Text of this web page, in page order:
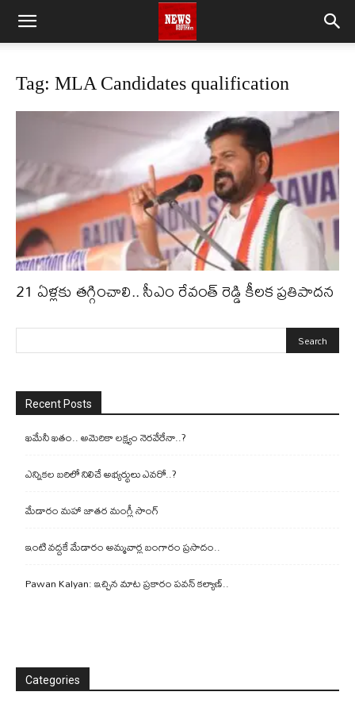
Tag: MLA Candidates qualification
21 ఏళ్లకు తగ్గించాలి.. సీఎం రేవంత్ రెడ్డి కీలక ప్రతిపాదన
Recent Posts
ఖమేనీ ఖతం.. అమెరికా లక్ష్యం నెరవేరేనా..?
ఎన్నికల బరిలో నిలిచే అభ్యర్థులు ఎవరో..?
మేడారం మహా జాతర మంగ్లీ సాంగ్
ఇంటి వద్దకే మేడారం అమ్మవార్ల బంగారం ప్రసాదం..
Pawan Kalyan: ఇచ్చిన మాట ప్రకారం పవన్ కల్యాణ్..
Categories